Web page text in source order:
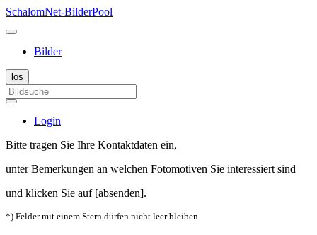
SchalomNet-BilderPool
Bilder
Login
Bitte tragen Sie Ihre Kontaktdaten ein,
unter Bemerkungen an welchen Fotomotiven Sie interessiert sind
und klicken Sie auf [absenden].
*) Felder mit einem Stern dürfen nicht leer bleiben